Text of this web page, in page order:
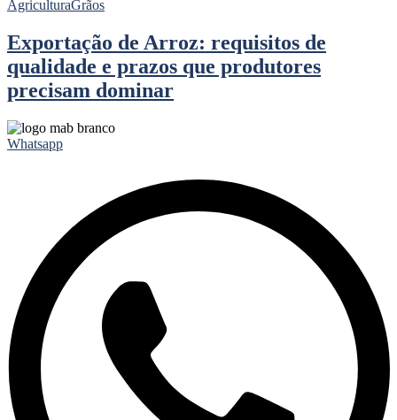
AgriculturaGrãos
Exportação de Arroz: requisitos de
qualidade e prazos que produtores
precisam dominar
Whatsapp